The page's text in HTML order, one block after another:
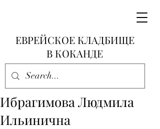
ЕВРЕЙСКОЕ КЛАДБИЩЕ
В КОКАНДЕ
Ибрагимова Людмила
Ильинична